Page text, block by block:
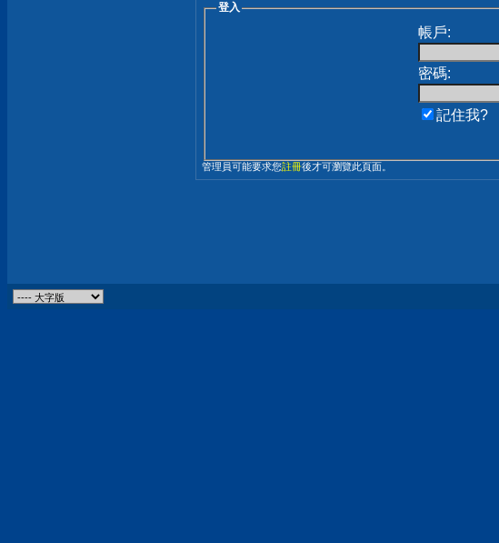
登入
帳戶:
密碼:
記住我?
管理員可能要求您註冊後才可瀏覽此頁面。